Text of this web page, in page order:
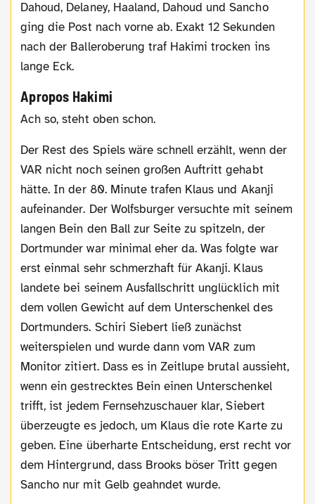
Dahoud, Delaney, Haaland, Dahoud und Sancho
ging die Post nach vorne ab. Exakt 12 Sekunden
nach der Balleroberung traf Hakimi trocken ins
lange Eck.
Apropos Hakimi
Ach so, steht oben schon.
Der Rest des Spiels wäre schnell erzählt, wenn der
VAR nicht noch seinen großen Auftritt gehabt
hätte. In der 80. Minute trafen Klaus und Akanji
aufeinander. Der Wolfsburger versuchte mit seinem
langen Bein den Ball zur Seite zu spitzeln, der
Dortmunder war minimal eher da. Was folgte war
erst einmal sehr schmerzhaft für Akanji. Klaus
landete bei seinem Ausfallschritt unglücklich mit
dem vollen Gewicht auf dem Unterschenkel des
Dortmunders. Schiri Siebert ließ zunächst
weiterspielen und wurde dann vom VAR zum
Monitor zitiert. Dass es in Zeitlupe brutal aussieht,
wenn ein gestrecktes Bein einen Unterschenkel
trifft, ist jedem Fernsehzuschauer klar, Siebert
überzeugte es jedoch, um Klaus die rote Karte zu
geben. Eine überharte Entscheidung, erst recht vor
dem Hintergrund, dass Brooks böser Tritt gegen
Sancho nur mit Gelb geahndet wurde.